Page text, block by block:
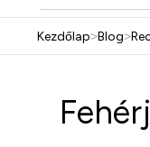
Kezdőlap>Blog>